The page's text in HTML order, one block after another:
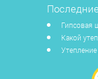
Гипсовая
Какой